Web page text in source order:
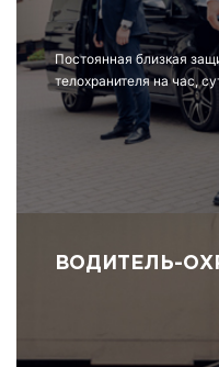
Постоянная близкая
телохранителя на час,
ВОДИТЕЛЬ-